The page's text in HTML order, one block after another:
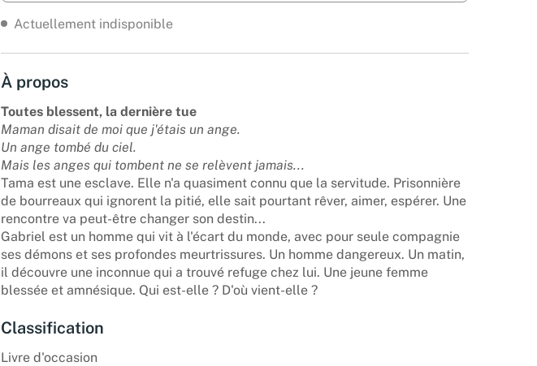
Actuellement indisponible
À propos
Toutes blessent, la dernière tue
Maman disait de moi que j'étais un ange.
Un ange tombé du ciel.
Mais les anges qui tombent ne se relèvent jamais...
Tama est une esclave. Elle n'a quasiment connu que la servitude. Prisonnière
de bourreaux qui ignorent la pitié, elle sait pourtant rêver, aimer, espérer. Une
rencontre va peut-être changer son destin...
Gabriel est un homme qui vit à l'écart du monde, avec pour seule compagnie
ses démons et ses profondes meurtrissures. Un homme dangereux. Un matin,
il découvre une inconnue qui a trouvé refuge chez lui. Une jeune femme
blessée et amnésique. Qui est-elle ? D'où vient-elle ?
Classification
Livre d'occasion